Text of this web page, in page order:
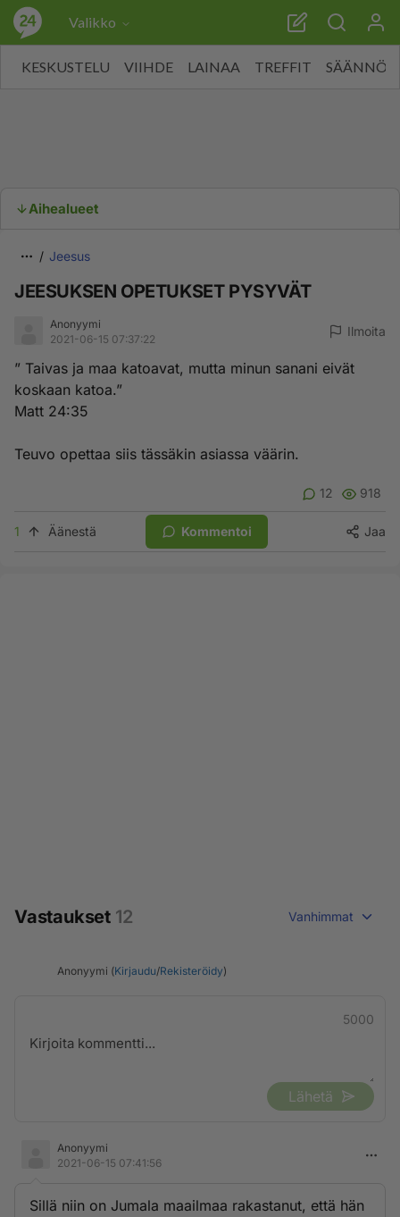
Valikko
KESKUSTELU VIIHDE LAINAA TREFFIT SÄÄNNÖT
Aihealueet
Jeesus
JEESUKSEN OPETUKSET PYSYVÄT
Anonyymi
2021-06-15 07:37:22
Ilmoita
” Taivas ja maa katoavat, mutta minun sanani eivät
koskaan katoa.”
Matt 24:35
Teuvo opettaa siis tässäkin asiassa väärin.
12 918
1 Äänestä Kommentoi Jaa
Vastaukset 12 Vanhimmat
Anonyymi (Kirjaudu/Rekisteröidy)
5000
Lähetä
Anonyymi
2021-06-15 07:41:56
Sillä niin on Jumala maailmaa rakastanut, että hän